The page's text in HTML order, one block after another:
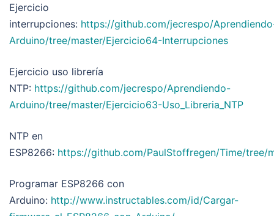
Ejercicio
interrupciones: https://github.com/jecrespo/
Arduino/tree/master/Ejercicio64-Interrupciones
Ejercicio uso librería
NTP: https://github.com/jecrespo/Aprendiendo-
Arduino/tree/master/Ejercicio63-Uso_Libreria_NTP
NTP en
ESP8266: https://github.com/PaulStoffregen/Time/tree/
Programar ESP8266 con
Arduino: http://www.instructables.com/id/Cargar-